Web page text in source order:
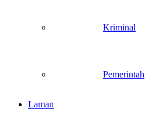
Kriminal
Pemerintah
Laman